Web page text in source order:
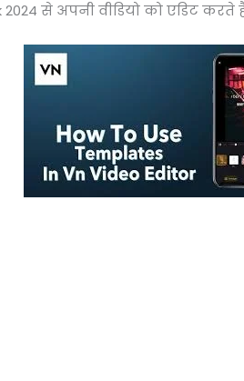
से अपनी वीडियो को एडिट